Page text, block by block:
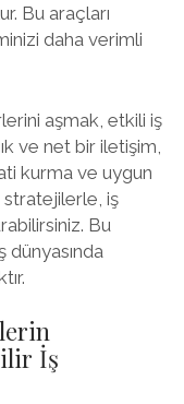
Bu araçları
daha verimli
aşmak, etkili iş
ve net bir iletişim,
kurma ve uygun
iş
Bu
İş